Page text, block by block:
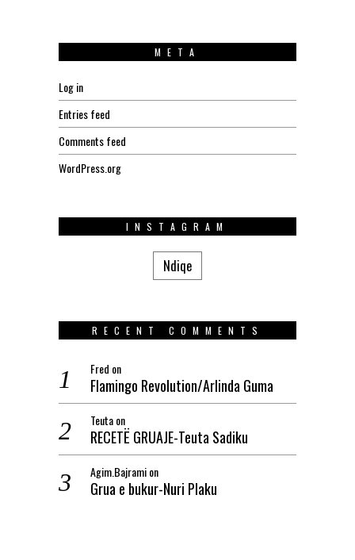
META
Log in
Entries feed
Comments feed
WordPress.org
INSTAGRAM
Ndiqe
RECENT COMMENTS
Fred on
Flamingo Revolution/Arlinda Guma
Teutaon
RECETË GRUAJE-Teuta Sadiku
Agim.Bajramion
Grua e bukur-Nuri Plaku